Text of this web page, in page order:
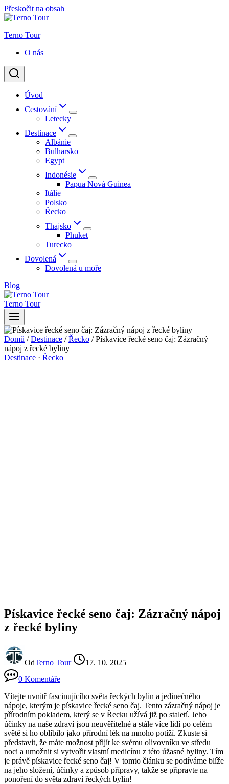
Přeskočit na obsah
Terno Tour
O nás
Úvod
Cestování
Letecky
Destinace
Albánie
Bulharsko
Egypt
Indonésie
Papua Nová Guinea
Itálie
Polsko
Řecko
Thajsko
Phuket
Turecko
Dovolená
Dovolená u moře
Blog
Terno Tour
Domů / Destinace / Řecko / Pískavice řecké seno čaj: Zázračný
nápoj z řecké byliny
Destinace · Řecko
Pískavice řecké seno čaj: Zázračný nápoj
z řecké byliny
OdTerno Tour
17. 10. 2025
0 Komentáře
Vítejte uvnitř fascinujícího světa řeckých bylin a jedinečného
nápoje, kterým je pískavice řecké seno čaj. Tento zázračný nápoj je
přírodním pokladem, který se v Řecku užívá již po staletí. Jeho
účinky na naše zdraví jsou neuvěřitelné a stále více lidí po celém
světě si ho oblíbilo jako přírodní lék na mnoho potíží. Zkuste si
představit, že máte možnost přijít ke svému olivovníku ve středu
noci a umožnit si vytvořit vlastní medicínu z této úžasné byliny. Tím
je právě pískavice řecké seno čaj! V tomto článku se podíváme blíže
na jeho složení, účinky a způsob přípravy, takže se připravte na
ponoření do světa zdraví řeckých bylin!